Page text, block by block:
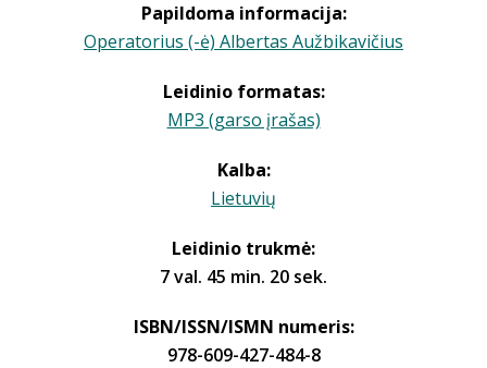
Papildoma informacija:
Operatorius (-ė) Albertas Aužbikavičius
Leidinio formatas:
MP3 (garso įrašas)
Kalba:
Lietuvių
Leidinio trukmė:
7 val. 45 min. 20 sek.
ISBN/ISSN/ISMN numeris:
978-609-427-484-8